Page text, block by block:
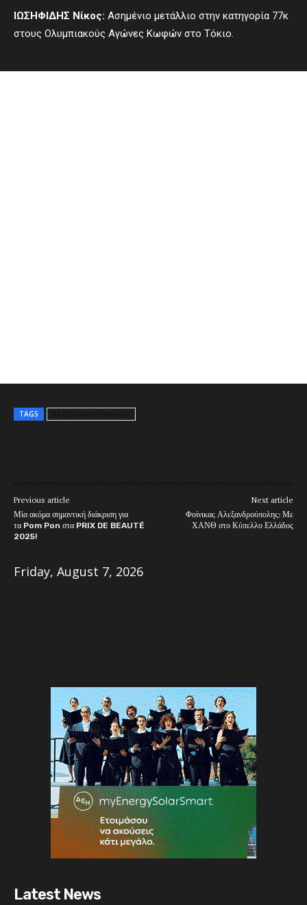
ΙΩΣΗΦΙΔΗΣ Νίκος: Ασημένιο μετάλλιο στην κατηγορία 77κ
στους Ολυμπιακούς Αγώνες Κωφών στο Τόκιο.
TAGS
Previous article
Μία ακόμα σημαντική διάκριση για
τα Pom Pon στα PRIX DE BEAUTÉ
2025!
Next article
Φοίνικας Αλεξανδρούπολης: Με
ΧΑΝΘ στο Κύπελλο Ελλάδος
Friday, August 7, 2026
Latest News